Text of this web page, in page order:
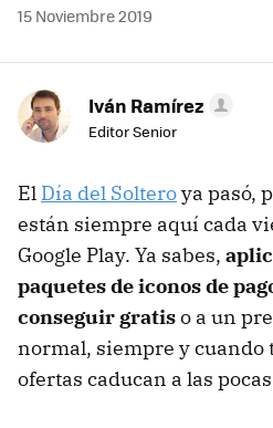
15 Noviembre 2019
Iván Ramírez
Editor Senior
El Día del Solteroya pasó,
están siempre aquí cada
Google Play. Ya sabes,
paquetes de iconos de
conseguir gratiso a un
normal, siempre y cuando
ofertas caducan a las